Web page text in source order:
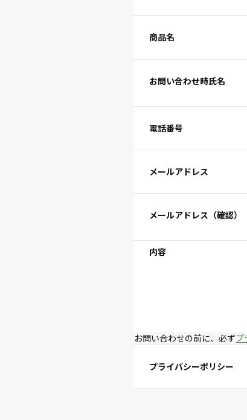
商品名
お問い合わせ時氏名
電話番号
メールアドレス
メールアドレス（確認）
内容
お問い合わせの前に、必ずプ
プライバシーポリシー